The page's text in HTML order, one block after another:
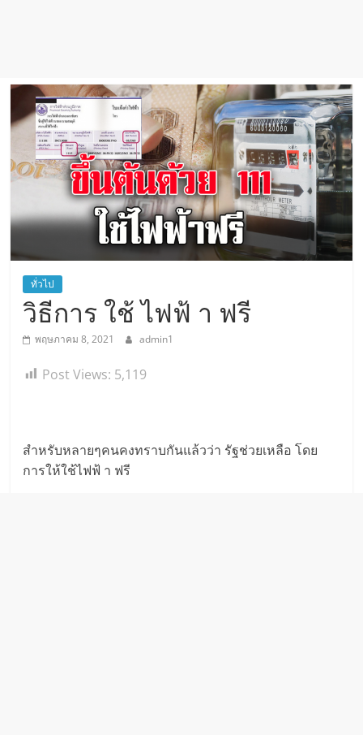
ทั่วไป
วิธีการ ใช้ ไฟฟ้ า ฟรี
พฤษภาคม 8, 2021 admin1
Post Views: 5,119
สำหรับหลายๆคนคงทราบกันแล้วว่า รัฐช่วยเหลือ โดย
การให้ใช้ไฟฟ้ า ฟรี